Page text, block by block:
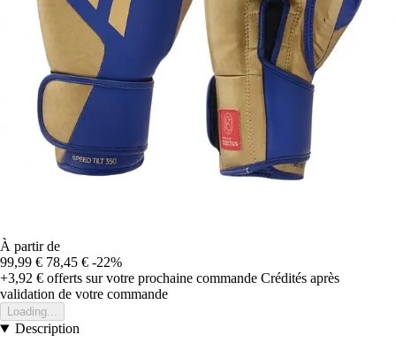
À partir de
99,99 € 78,45 € -22%
+3,92 € offerts sur votre prochaine commande Crédités après
validation de votre commande
Loading...
Description